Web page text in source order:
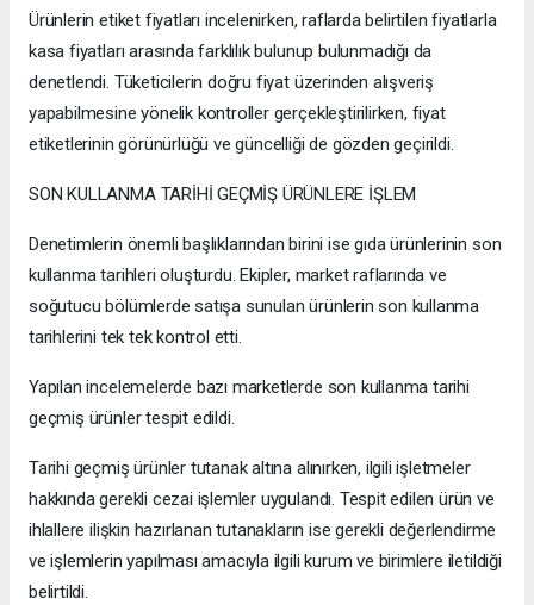
Ürünlerin etiket fiyatları incelenirken, raflarda belirtilen fiyatlarla
kasa fiyatları arasında farklılık bulunup bulunmadığı da
denetlendi. Tüketicilerin doğru fiyat üzerinden alışveriş
yapabilmesine yönelik kontroller gerçekleştirilirken, fiyat
etiketlerinin görünürlüğü ve güncelliği de gözden geçirildi.
SON KULLANMA TARİHİ GEÇMİŞ ÜRÜNLERE İŞLEM
Denetimlerin önemli başlıklarından birini ise gıda ürünlerinin son
kullanma tarihleri oluşturdu. Ekipler, market raflarında ve
soğutucu bölümlerde satışa sunulan ürünlerin son kullanma
tarihlerini tek tek kontrol etti.
Yapılan incelemelerde bazı marketlerde son kullanma tarihi
geçmiş ürünler tespit edildi.
Tarihi geçmiş ürünler tutanak altına alınırken, ilgili işletmeler
hakkında gerekli cezai işlemler uygulandı. Tespit edilen ürün ve
ihlallere ilişkin hazırlanan tutanakların ise gerekli değerlendirme
ve işlemlerin yapılması amacıyla ilgili kurum ve birimlere iletildiği
belirtildi.